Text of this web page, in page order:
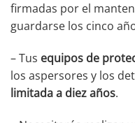
firmadas por el
guardarse los cinco
– Tus equipos de
los aspersores y los
limitada a diez años.